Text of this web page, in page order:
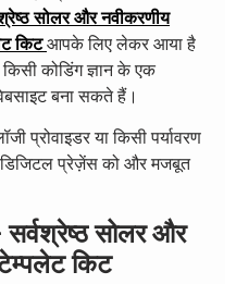
सोलर और नवीकरणीय
किट आपके लिए लेकर आया है
कोडिंग ज्ञान के एक
बना सकते हैं।
प्रोवाइडर या किसी पर्यावरण
प्रेज़ेंस को और मजबूत
सोलर और
टेम्पलेट किट